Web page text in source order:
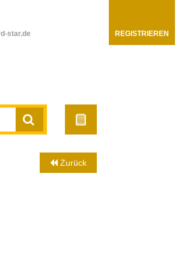
star.de REGISTRIEREN
Zurück